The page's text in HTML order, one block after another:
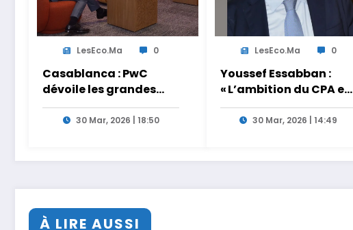
LesEco.ma 0
Casablanca : PwC
dévoile les grandes
tendances de la CEO
Survey 2026
30 Mar, 2026 | 18:50
LesEco.ma 0
Youssef Essabban :
« L’ambition du CPA est
de dépasser les
modèles traditionnels
30 Mar, 2026 | 14:49
À LIRE AUSSI